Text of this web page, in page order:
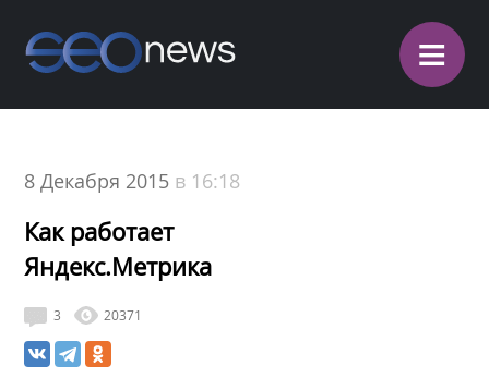
≡
8 Декабря 2015 в 16:18
Как работает
Яндекс.Метрика
3 20371